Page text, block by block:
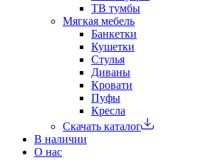
ТВ тумбы
Мягкая мебель
Банкетки
Кушетки
Стулья
Диваны
Кровати
Пуфы
Кресла
Скачать каталог
В наличии
О нас